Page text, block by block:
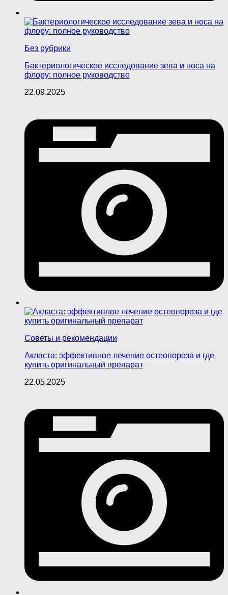
Без рубрики
Бактериологическое исследование зева и носа на
флору: полное руководство
22.09.2025
Советы и рекомендации
Акласта: эффективное лечение остеопороза и где
купить оригинальный препарат
22.05.2025